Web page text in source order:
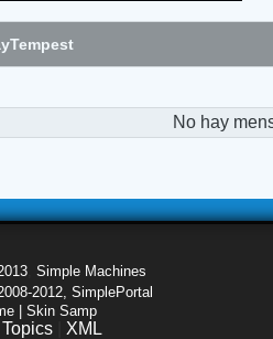
No hay
Simple Machines
2012, SimplePortal
| Skin Samp
Topics XML